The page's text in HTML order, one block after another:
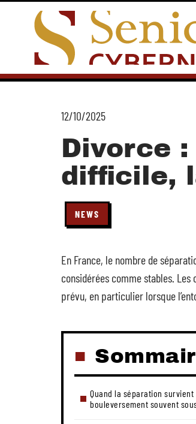
12/10/2025
Divorce
difficile,
NEWS
En France, le nombre de
considérées comme stables.
prévu, en particulier lorsque
Quand la séparation
bouleversement souvent